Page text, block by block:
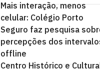
Mais interação, menos
celular: Colégio Porto
Seguro faz pesquisa
percepções dos
offline
Centro Histórico e